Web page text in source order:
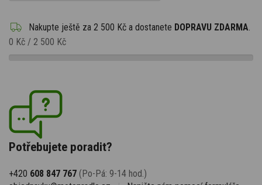
Nakupte ještě za 2 500 Kč a dostanete DOPRAVU ZDARMA
0 Kč / 2 500 Kč
Potřebujete poradit?
+420 608 847 767 (Po-Pá: 9-14 hod.)